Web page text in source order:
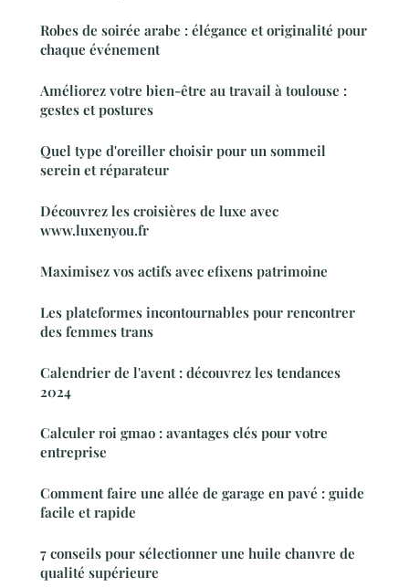
Robes de soirée arabe : élégance et originalité pour
chaque événement
Améliorez votre bien-être au travail à toulouse :
gestes et postures
Quel type d'oreiller choisir pour un sommeil
serein et réparateur
Découvrez les croisières de luxe avec
www.luxenyou.fr
Maximisez vos actifs avec efixens patrimoine
Les plateformes incontournables pour rencontrer
des femmes trans
Calendrier de l'avent : découvrez les tendances
2024
Calculer roi gmao : avantages clés pour votre
entreprise
Comment faire une allée de garage en pavé : guide
facile et rapide
7 conseils pour sélectionner une huile chanvre de
qualité supérieure